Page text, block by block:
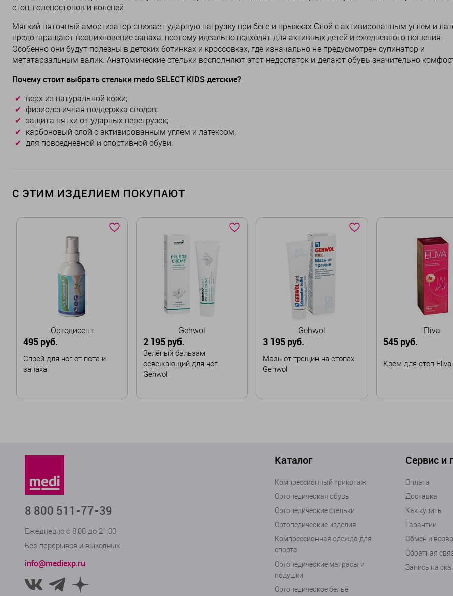
стоп, голеностопов и коленей.
Мягкий пяточный амортизатор снижает ударную нагрузку при беге и прыжках.Слой с активированным углем и
предотвращают возникновение запаха, поэтому идеально подходят для активных детей и ежедневного ношения.
Особенно они будут полезны в детских ботинках и кроссовках, где изначально не предусмотрен супинатор и
метатарзальным валик. Анатомические стельки восполняют этот недостаток и делают обувь значительно
Почему стоит выбрать стельки medo SELECT KIDS детские?
верх из натуральной кожи;
физиологичная поддержка сводов;
защита пятки от ударных перегрузок;
карбоновый слой с активированным углем и латексом;
для повседневной и спортивной обуви.
С ЭТИМ ИЗДЕЛИЕМ ПОКУПАЮТ
Ортодисепт
495 руб.
Спрей для ног от пота и
запаха
Gehwol
2 195 руб.
Зелёный бальзам
освежающий для ног
Gehwol
Gehwol
3 195 руб.
Мазь от трещин на стопах
Gehwol
Eliva
545 руб.
Крем для стоп Eliva
8 800 511-77-39
Ежедневно с 8:00 до 21:00
Без перерывов и выходных
info@mediexp.ru
Каталог
Компрессионный трикотаж
Ортопедическая обувь
Ортопедические стельки
Ортопедические изделия
Компрессионная одежда для
спорта
Ортопедические матрасы и
подушки
Ортопедическое бельё
Сервис и
Оплата
Доставка
Как купить
Гарантии
Обмен и
Обратная
Запись на